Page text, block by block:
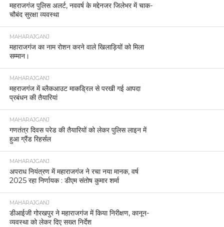
महराजगंज पुलिस अलर्ट, नववर्ष के मद्देनजर जिलेभर में चाक-
चौबंद सुरक्षा व्यवस्था
MAHARAJGANJ
महाराजगंज का नाम रोशन करने वाले खिलाड़ियों को मिला
सम्मान।
MAHARAJGANJ
महराजगंज में ब्लैकआउट माकड्रिल से परखी गई आपदा
प्रबंधन की तैयारियां
MAHARAJGANJ
गणतंत्र दिवस परेड की तैयारियों को लेकर पुलिस लाइन में
हुआ ग्रैंड रिहर्सल
MAHARAJGANJ
अपराध नियंत्रण में महाराजगंज ने रचा नया मानक, वर्ष
2025 रहा निर्णायक : डीएम संतोष कुमार शर्मा
MAHARAJGANJ
डीआईजी गोरखपुर ने महाराजगंज में किया निरीक्षण, कानून-
व्यवस्था को लेकर दिए सख्त निर्देश